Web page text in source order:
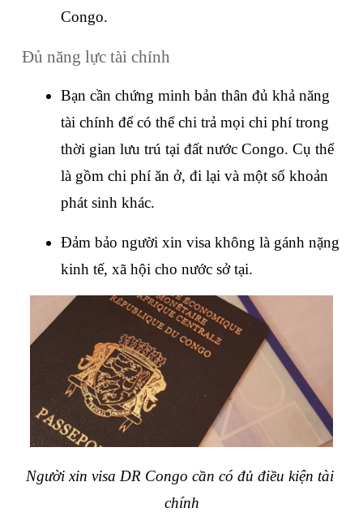
Congo.
Đủ năng lực tài chính
Bạn cần chứng minh bản thân đủ khả năng
tài chính để có thể chi trả mọi chi phí trong
thời gian lưu trú tại đất nước Congo. Cụ thể
là gồm chi phí ăn ở, đi lại và một số khoản
phát sinh khác.
Đảm bảo người xin visa không là gánh nặng
kinh tế, xã hội cho nước sở tại.
Người xin visa DR Congo cần có đủ điều kiện tài
chính